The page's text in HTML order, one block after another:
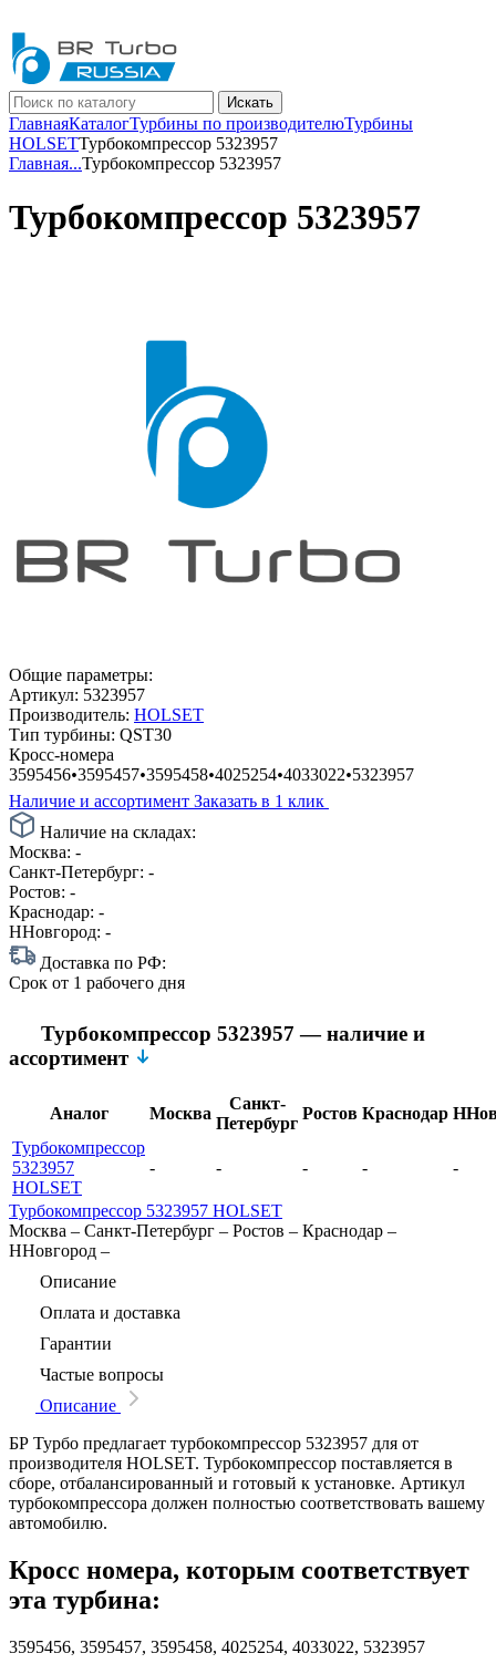
Искать
ГлавнаяКаталогТурбины по производителюТурбины
HOLSETТурбокомпрессор 5323957
Главная...Турбокомпрессор 5323957
Турбокомпрессор 5323957
Общие параметры:
Артикул: 5323957
Производитель: HOLSET
Тип турбины: QST30
Кросс-номера
3595456•3595457•3595458•4025254•4033022•5323957
Наличие и ассортимент Заказать в 1 клик
Наличие на складах:
Москва: -
Санкт-Петербург: -
Ростов: -
Краснодар: -
ННовгород: -
Доставка по РФ:
Срок от 1 рабочего дня
Турбокомпрессор 5323957 — наличие и
ассортимент
Аналог Москва
Санкт-
Петербург
Ростов Краснодар
Турбокомпрессор
5323957
HOLSET
- - - - -
Турбокомпрессор 5323957 HOLSET
Москва – Санкт-Петербург – Ростов – Краснодар –
ННовгород –
Описание
Оплата и доставка
Гарантии
Частые вопросы
Описание
БР Турбо предлагает турбокомпрессор 5323957 для от
производителя HOLSET. Турбокомпрессор поставляется в
сборе, отбалансированный и готовый к установке. Артикул
турбокомпрессора должен полностью соответствовать вашему
автомобилю.
Кросс номера, которым соответствует
эта турбина:
3595456, 3595457, 3595458, 4025254, 4033022, 5323957